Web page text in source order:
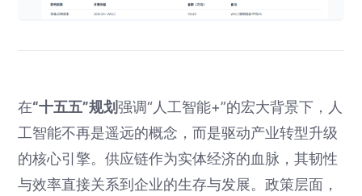
在“十五五”规划强调“人工智能+”的宏大背景下，人
工智能不再是遥远的概念，而是驱动产业转型升级
的核心引擎。供应链作为实体经济的血脉，其韧性
与效率直接关系到企业的生存与发展。政策层面，